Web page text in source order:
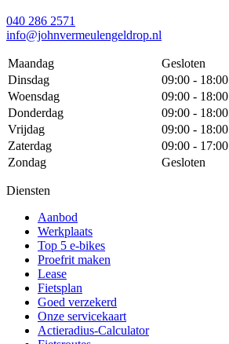
040 286 2571
info@johnvermeulengeldrop.nl
Maandag
Gesloten
Dinsdag
09:00 - 18:00
Woensdag
09:00 - 18:00
Donderdag
09:00 - 18:00
Vrijdag
09:00 - 18:00
Zaterdag
09:00 - 17:00
Zondag
Gesloten
Diensten
Aanbod
Werkplaats
Top 5 e-bikes
Proefrit maken
Lease
Fietsplan
Goed verzekerd
Onze servicekaart
Actieradius-Calculator